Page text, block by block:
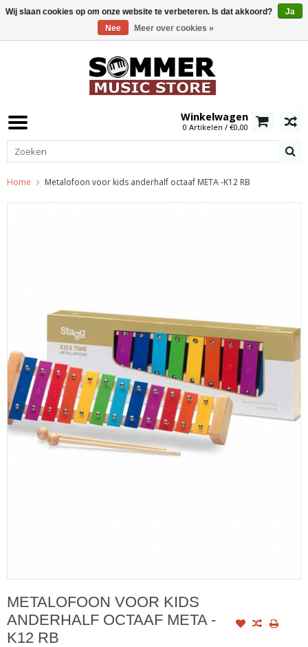
Winkelwagen
0 Artikelen / €0,00
Home Metalofoon voor kids anderhalf octaaf META -K12 RB
METALOFOON VOOR KIDS
ANDERHALF OCTAAF META -
K12 RB
Wij slaan cookies op om onze website te verbeteren. Is dat akkoord?
Ja
Nee
Meer over cookies »